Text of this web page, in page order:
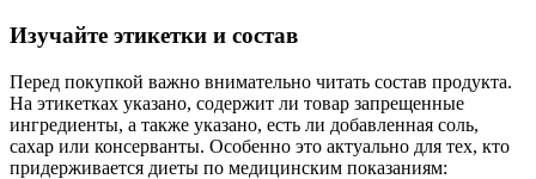
Изучайте этикетки и состав
Перед покупкой важно внимательно читать состав продукта.
На этикетках указано, содержит ли товар запрещенные
ингредиенты, а также указано, есть ли добавленная соль,
сахар или консерванты. Особенно это актуально для тех, кто
придерживается диеты по медицинским показаниям: